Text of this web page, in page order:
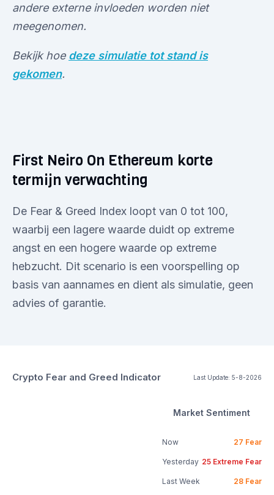
andere externe invloeden worden niet
meegenomen.
Bekijk hoe deze simulatie tot stand is
gekomen.
First Neiro On Ethereum korte
termijn verwachting
De Fear & Greed Index loopt van 0 tot 100,
waarbij een lagere waarde duidt op extreme
angst en een hogere waarde op extreme
hebzucht. Dit scenario is een voorspelling op
basis van aannames en dient als simulatie, geen
advies of garantie.
Crypto Fear and Greed Indicator Last Update: 5-8-2026
Market Sentiment
Now 27 Fear
Yesterday 25 Extreme Fear
Last Week 28 Fear